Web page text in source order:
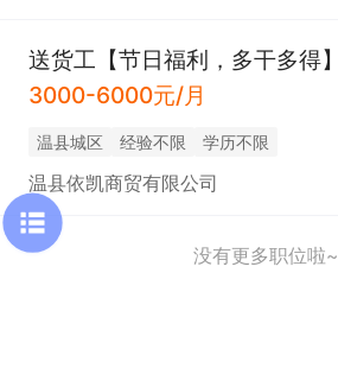
送货工【节日福利，多干多得】
3000-6000元/月
温县城区 经验不限 学历不限
温县依凯商贸有限公司
没有更多职位啦~